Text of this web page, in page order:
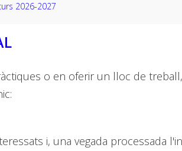
o en oferir un lloc de
i, una vegada processada